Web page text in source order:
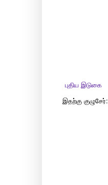
புதிய இடுகை
இதற்கு குழுசேர்: